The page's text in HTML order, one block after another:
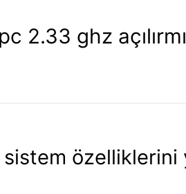
2.33 ghz
özelliklerini